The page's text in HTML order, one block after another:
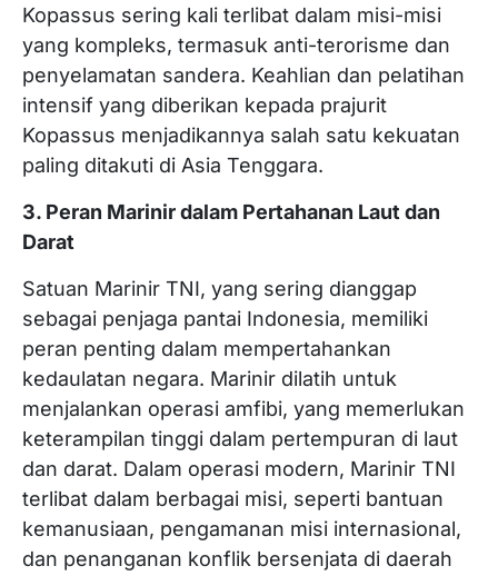
Kopassus sering kali terlibat dalam misi-misi
yang kompleks, termasuk anti-terorisme dan
penyelamatan sandera. Keahlian dan pelatihan
intensif yang diberikan kepada prajurit
Kopassus menjadikannya salah satu kekuatan
paling ditakuti di Asia Tenggara.
3. Peran Marinir dalam Pertahanan Laut dan
Darat
Satuan Marinir TNI, yang sering dianggap
sebagai penjaga pantai Indonesia, memiliki
peran penting dalam mempertahankan
kedaulatan negara. Marinir dilatih untuk
menjalankan operasi amfibi, yang memerlukan
keterampilan tinggi dalam pertempuran di laut
dan darat. Dalam operasi modern, Marinir TNI
terlibat dalam berbagai misi, seperti bantuan
kemanusiaan, pengamanan misi internasional,
dan penanganan konflik bersenjata di daerah